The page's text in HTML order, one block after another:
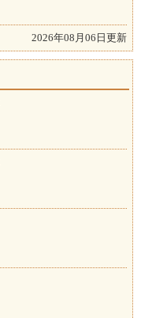
2026年08月06日更新